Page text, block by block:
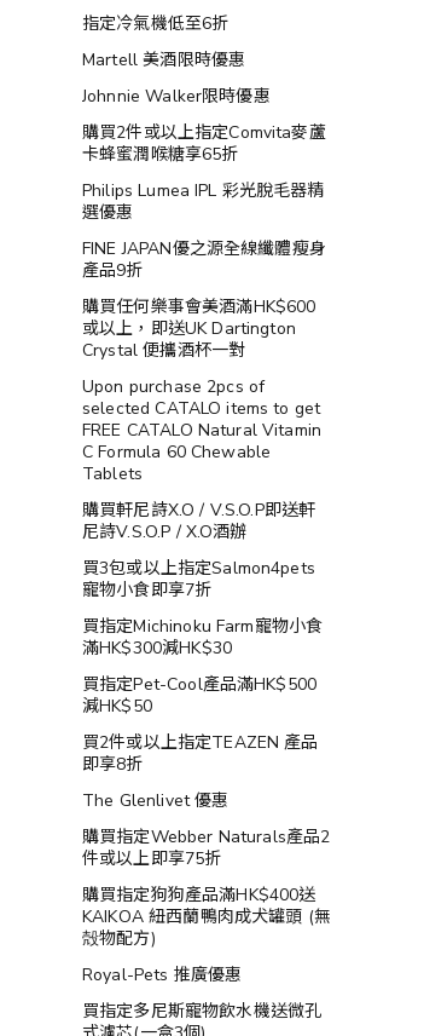
指定冷氣機低至6折
Martell 美酒限時優惠
Johnnie Walker限時優惠
購買2件或以上指定Comvita麥蘆
卡蜂蜜潤喉糖享65折
Philips Lumea IPL 彩光脫毛器精
選優惠
FINE JAPAN優之源全線纖體瘦身
產品9折
購買任何樂事會美酒滿HK$600
或以上，即送UK Dartington
Crystal 便攜酒杯一對
Upon purchase 2pcs of
selected CATALO items to get
FREE CATALO Natural Vitamin
C Formula 60 Chewable
Tablets
購買軒尼詩X.O / V.S.O.P即送軒
尼詩V.S.O.P / X.O酒辦
買3包或以上指定Salmon4pets
寵物小食即享7折
買指定Michinoku Farm寵物小食
滿HK$300減HK$30
買指定Pet-Cool產品滿HK$500
減HK$50
買2件或以上指定TEAZEN 產品
即享8折
The Glenlivet 優惠
購買指定Webber Naturals產品2
件或以上即享75折
購買指定狗狗產品滿HK$400送
KAIKOA 紐西蘭鴨肉成犬罐頭 (無
殻物配方)
Royal-Pets 推廣優惠
買指定多尼斯寵物飲水機送微孔